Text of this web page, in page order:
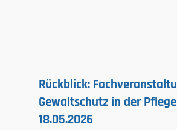
Rückblick:
Gewaltschutz in der
18.05.2026